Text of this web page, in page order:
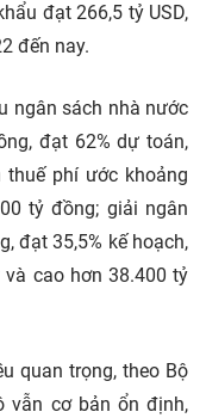
đạt 266,5 tỷ USD,
đến nay.
ngân sách nhà nước
đạt 62% dự toán,
thuế phí ước khoảng
tỷ đồng; giải ngân
đạt 35,5% kế hoạch,
cao hơn 38.400 tỷ
quan trọng, theo Bộ
vẫn cơ bản ổn định,